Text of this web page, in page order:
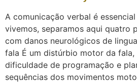
A comunicação verbal é
vivemos, separamos aqui quatro
com danos neurológicos de
fala É um distúrbio motor da
dificuldade de programação e
sequências dos movimentos